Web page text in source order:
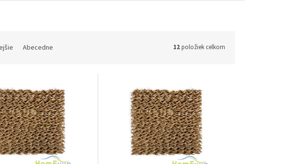
Abecedne 12položiek celkom